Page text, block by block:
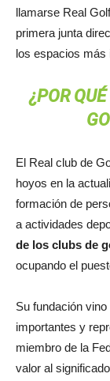
llamarse Real
primera junta
los espacios más
¿POR
El Real club de
hoyos en la
formación de
a actividades
de los clubs de
ocupando el
Su fundación
importantes y
miembro de la
valor al